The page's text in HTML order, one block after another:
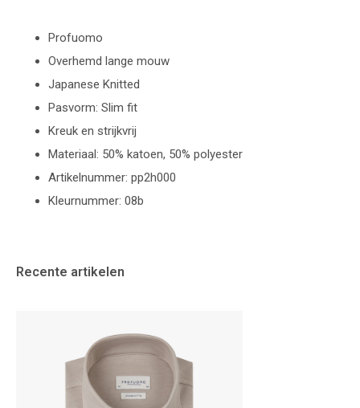
Profuomo
Overhemd lange mouw
Japanese Knitted
Pasvorm: Slim fit
Kreuk en strijkvrij
Materiaal: 50% katoen, 50% polyester
Artikelnummer: pp2h000
Kleurnummer: 08b
Recente artikelen